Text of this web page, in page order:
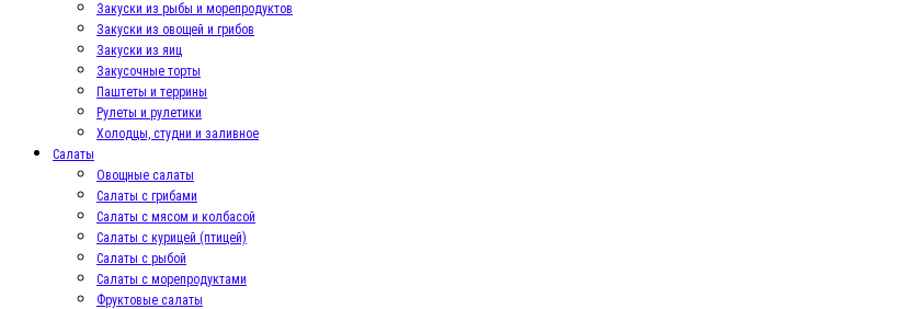
Закуски из рыбы и морепродуктов
Закуски из овощей и грибов
Закуски из яиц
Закусочные торты
Паштеты и террины
Рулеты и рулетики
Холодцы, студни и заливное
Салаты
Овощные салаты
Салаты с грибами
Салаты с мясом и колбасой
Салаты с курицей (птицей)
Салаты с рыбой
Салаты с морепродуктами
Фруктовые салаты